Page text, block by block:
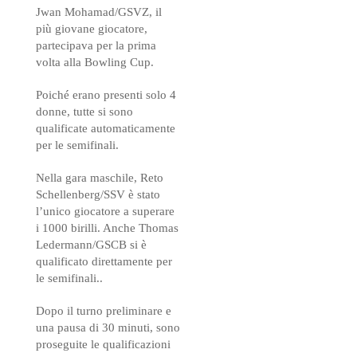
Jwan Mohamad/GSVZ, il
più giovane giocatore,
partecipava per la prima
volta alla Bowling Cup.
Poiché erano presenti solo 4
donne, tutte si sono
qualificate automaticamente
per le semifinali.
Nella gara maschile, Reto
Schellenberg/SSV è stato
l’unico giocatore a superare
i 1000 birilli. Anche Thomas
Ledermann/GSCB si è
qualificato direttamente per
le semifinali..
Dopo il turno preliminare e
una pausa di 30 minuti, sono
proseguite le qualificazioni